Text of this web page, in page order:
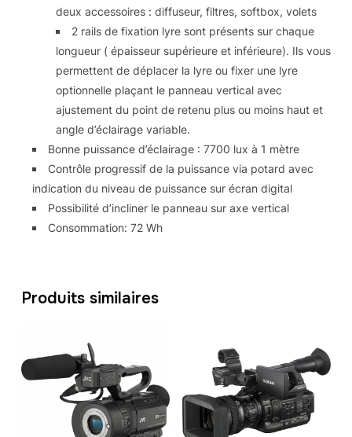
deux accessoires : diffuseur, filtres, softbox, volets
2 rails de fixation lyre sont présents sur chaque
longueur ( épaisseur supérieure et inférieure). Ils vous
permettent de déplacer la lyre ou fixer une lyre
optionnelle plaçant le panneau vertical avec
ajustement du point de retenu plus ou moins haut et
angle d’éclairage variable.
Bonne puissance d’éclairage : 7700 lux à 1 mètre
Contrôle progressif de la puissance via potard avec
indication du niveau de puissance sur écran digital
Possibilité d’incliner le panneau sur axe vertical
Consommation: 72 Wh
Produits similaires